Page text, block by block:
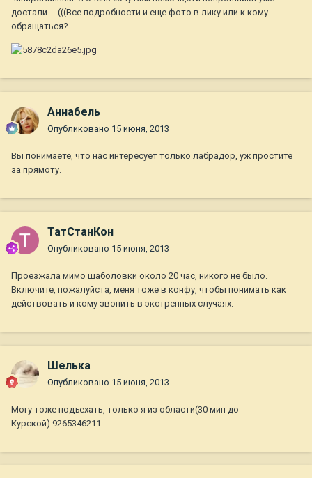
достали.....(((Все подробности и еще фото в лику или к кому
обращаться?...
Aннaбель
Опубликовано 15 июня, 2013
Вы понимаете, что нас интересует только лабрадор, уж простите
за прямоту.
ТатСтанКон
Опубликовано 15 июня, 2013
Проезжала мимо шаболовки около 20 час, никого не было.
Включите, пожалуйста, меня тоже в конфу, чтобы понимать как
действовать и кому звонить в экстренных случаях.
Шелька
Опубликовано 15 июня, 2013
Могу тоже подъехать, только я из области(30 мин до
Курской).9265346211